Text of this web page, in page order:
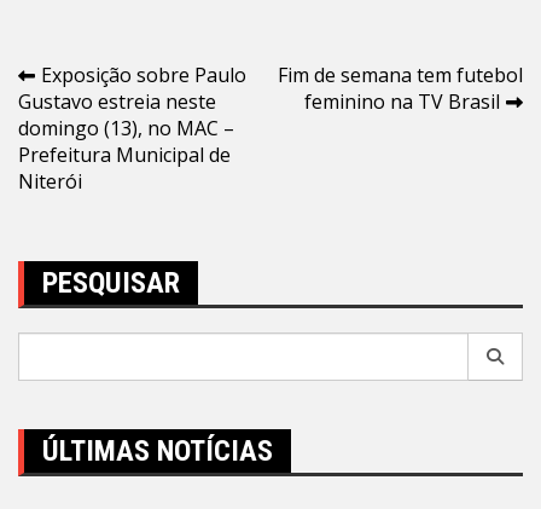
Navegação
de
Post
Exposição sobre Paulo
Gustavo estreia neste
domingo (13), no MAC –
Prefeitura Municipal de
Niterói
Fim de semana tem futebol
feminino na TV Brasil
PESQUISAR
ÚLTIMAS NOTÍCIAS